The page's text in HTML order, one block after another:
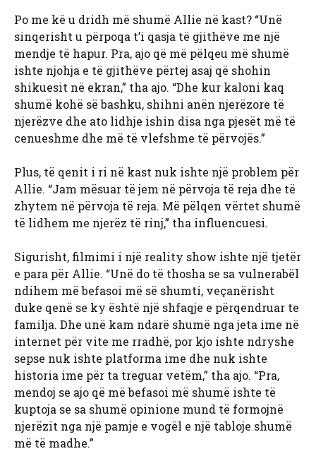
Po me kë u dridh më shumë Allie në kast? “Unë
sinqerisht u përpoqa t’i qasja të gjithëve me një
mendje të hapur. Pra, ajo që më pëlqeu më shumë
ishte njohja e të gjithëve përtej asaj që shohin
shikuesit në ekran,” tha ajo. “Dhe kur kaloni kaq
shumë kohë së bashku, shihni anën njerëzore të
njerëzve dhe ato lidhje ishin disa nga pjesët më të
cenueshme dhe më të vlefshme të përvojës.”
Plus, të qenit i ri në kast nuk ishte një problem për
Allie. “Jam mësuar të jem në përvoja të reja dhe të
zhytem në përvoja të reja. Më pëlqen vërtet shumë
të lidhem me njerëz të rinj,” tha influencuesi.
Sigurisht, filmimi i një reality show ishte një tjetër
e para për Allie. “Unë do të thosha se sa vulnerabël
ndihem më befasoi më së shumti, veçanërisht
duke qenë se ky është një shfaqje e përqendruar te
familja. Dhe unë kam ndarë shumë nga jeta ime në
internet për vite me rradhë, por kjo ishte ndryshe
sepse nuk ishte platforma ime dhe nuk ishte
historia ime për ta treguar vetëm,” tha ajo. “Pra,
mendoj se ajo që më befasoi më shumë ishte të
kuptoja se sa shumë opinione mund të formojnë
njerëzit nga një pamje e vogël e një tabloje shumë
më të madhe.”